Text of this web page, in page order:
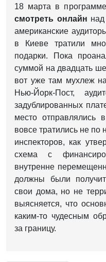
18 марта в программе
смотреть онлайн
американские
в Киеве тратили
подарки. Пока
суммой на двадцать
вот уже там мухлеж
Нью-Йорк-Пост,
задублированных
место
вовсе тратились не
инспекторов, как
схема с
внутренне
должны были
свои дома, но не
выясняется, что
каким-то чудесным
за границу.